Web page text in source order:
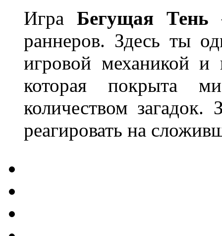
Игра Бегущая Тень
раннеров. Здесь ты
игровой механикой
которая покрыта
количеством
реагировать на